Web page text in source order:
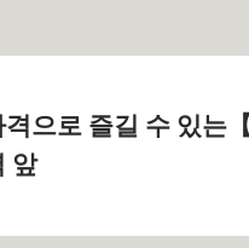
으로 즐길 수 있는
앞